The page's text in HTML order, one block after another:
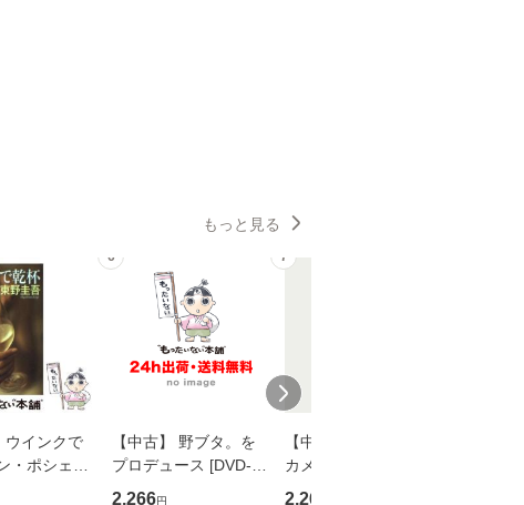
もっと見る
ウインクで
・ポシェッ
吾 / 祥伝
6
【中古】 野ブタ。を
プロデュース [DVD-B
OX] / バップ [DVD]
2,266円
7
【中古】 明日なき森
カメムシ先生が熊野で
語る / 熊野の森ネット
2,266